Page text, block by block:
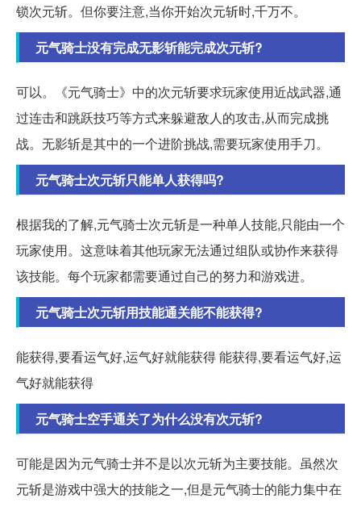
锁次元斩。但你要注意,当你开始次元斩时,千万不。
元气骑士没有完成无影斩能完成次元斩?
可以。《元气骑士》中的次元斩要求玩家使用近战武器,通
过连击和跳跃技巧等方式来躲避敌人的攻击,从而完成挑
战。无影斩是其中的一个进阶挑战,需要玩家使用手刀。
元气骑士次元斩只能单人获得吗?
根据我的了解,元气骑士次元斩是一种单人技能,只能由一个
玩家使用。这意味着其他玩家无法通过组队或协作来获得
该技能。每个玩家都需要通过自己的努力和游戏进。
元气骑士次元斩用技能通关能不能获得?
能获得,要看运气好,运气好就能获得 能获得,要看运气好,运
气好就能获得
元气骑士空手通关了为什么没有次元斩?
可能是因为元气骑士并不是以次元斩为主要技能。虽然次
元斩是游戏中强大的技能之一,但是元气骑士的能力集中在